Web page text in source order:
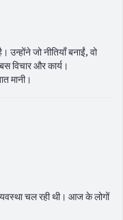
जो नीतियाँ बनाईं, वो
विचार और कार्य।
मानी।
चल रही थी। आज के लोगों